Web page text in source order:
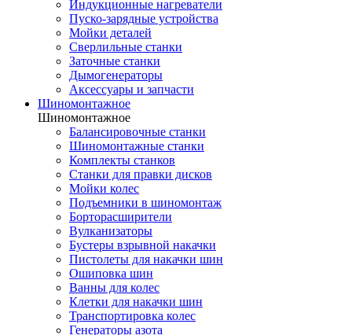
Индукционные нагреватели
Пуско-зарядные устройства
Мойки деталей
Сверлильные станки
Заточные станки
Дымогенераторы
Аксессуары и запчасти
Шиномонтажное
Шиномонтажное
Балансировочные станки
Шиномонтажные станки
Комплекты станков
Станки для правки дисков
Мойки колес
Подъемники в шиномонтаж
Борторасширители
Вулканизаторы
Бустеры взрывной накачки
Пистолеты для накачки шин
Ошиповка шин
Ванны для колес
Клетки для накачки шин
Транспортировка колес
Генераторы азота